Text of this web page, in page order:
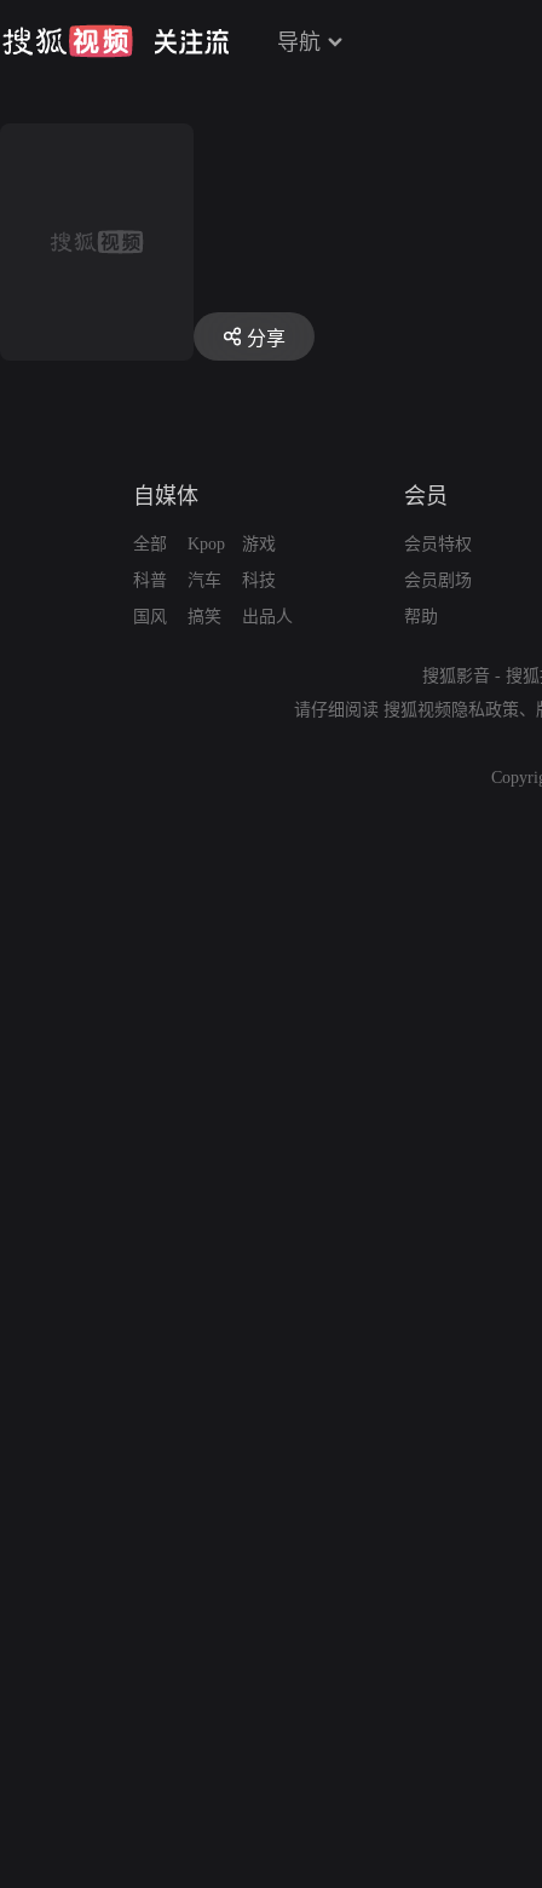
导航
分享
自媒体
全部
科普
国风
Kpop
汽车
搞笑
游戏
科技
出品人
会员
会员特权
会员剧场
帮助
搜狐影音 - 搜
请仔细阅读 搜狐视频隐私政策、